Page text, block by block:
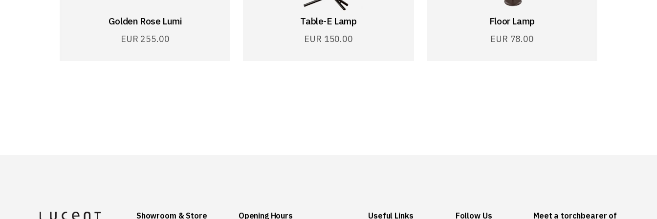
Golden Rose Lumi
EUR 255.00
Table-E Lamp
EUR 150.00
Floor Lamp
EUR 78.00
Showroom & Store Opening Hours Useful Links Follow Us Meet a torchbearer of